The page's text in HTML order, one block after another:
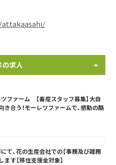
の求人
ファーム 【畜産スタッフ募集】大自
き合う！モーレツファームで、感動の酪
て、花の生産会社での【事務及び雑務
ます【移住支援金対象】